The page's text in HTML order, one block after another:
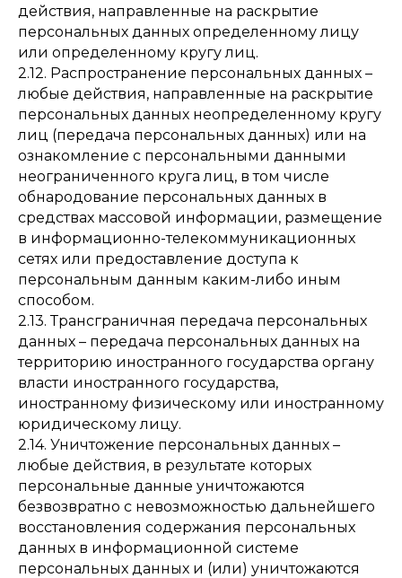
действия, направленные на раскрытие
персональных данных определенному лицу
или определенному кругу лиц.
2.12. Распространение персональных данных –
любые действия, направленные на раскрытие
персональных данных неопределенному кругу
лиц (передача персональных данных) или на
ознакомление с персональными данными
неограниченного круга лиц, в том числе
обнародование персональных данных в
средствах массовой информации, размещение
в информационно-телекоммуникационных
сетях или предоставление доступа к
персональным данным каким-либо иным
способом.
2.13. Трансграничная передача персональных
данных – передача персональных данных на
территорию иностранного государства органу
власти иностранного государства,
иностранному физическому или иностранному
юридическому лицу.
2.14. Уничтожение персональных данных –
любые действия, в результате которых
персональные данные уничтожаются
безвозвратно с невозможностью дальнейшего
восстановления содержания персональных
данных в информационной системе
персональных данных и (или) уничтожаются